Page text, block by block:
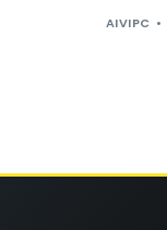
AIVIPC